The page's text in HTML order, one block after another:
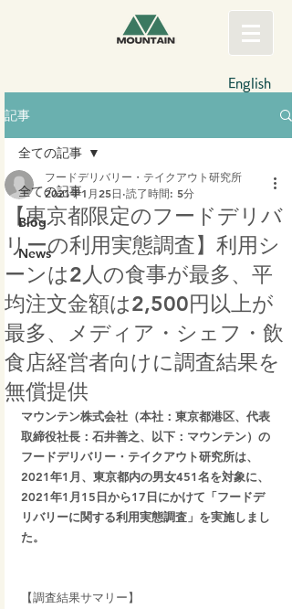
English
記事
全ての記事
Blog
News
全ての記事
【東京都限定のフードデリバ
リーの利用実態調査】利用シ
ーンは2人の食事が最多、平
均注文金額は2,500円以上が
最多、メディア・シェフ・飲
食店経営者向けに調査結果を
無償提供
フードデリバリー・テイクアウト研究所
2021年1月25日 読了時間: 5分
マウンテン株式会社（本社：東京都港区、代表
取締役社長：石井善之、以下：マウンテン）の
フードデリバリー・テイクアウト研究所は、
2021年1月、東京都内の男女451名を対象に、
2021年1月15日から17日にかけて「フードデ
リバリーに関する利用実態調査」を実施しまし
た。
【調査結果サマリー】